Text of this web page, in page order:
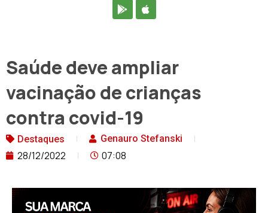
Saúde deve ampliar
vacinação de crianças
contra covid-19
Destaques Genauro Stefanski
28/12/2022 07:08